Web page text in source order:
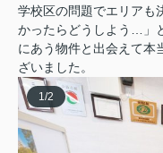
学校区の問題でエリアも
かったらどうしよう…」
にあう物件と出会えて本
ざいました。
1/2